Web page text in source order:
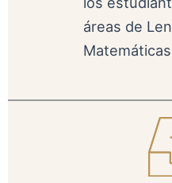
áreas de